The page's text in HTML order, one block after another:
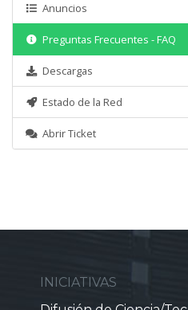
Anuncios
Preguntas Frecuentes - FAQ
Descargas
Estado de la Red
Abrir Ticket
INICIATIVAS